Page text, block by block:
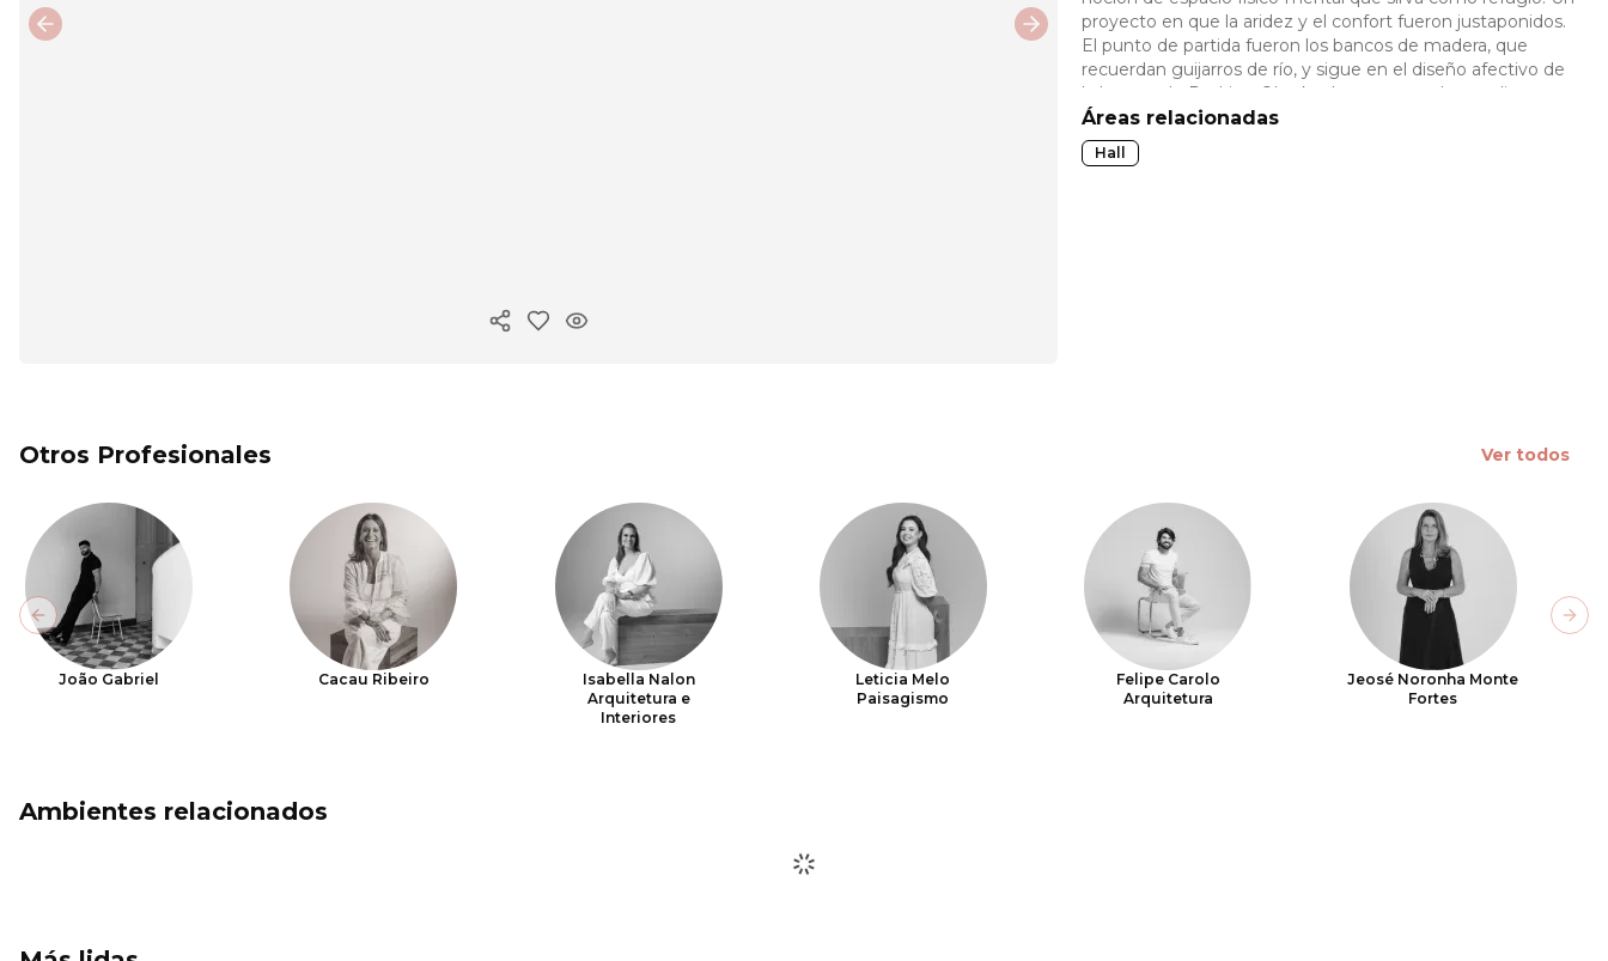
Copiar enlace
Previous slide Next slide
proyecto en que la aridez y el confort fueron justaponidos.
El punto de partida fueron los bancos de madera, que
recuerdan guijarros de río, y sigue en el diseño afectivo de
la butaca de Rodrigo Ohtake. Los troncos de eucalipto
hacen una composición armónica con la divisoria en curva
hecha en tubos cilíndricos de PVC.
Áreas relacionadas
Hall
Otros Profesionales Ver todos
João Gabriel Cacau Ribeiro
Isabella Nalon
Arquitetura e
Interiores
Leticia Melo
Paisagismo
Felipe Carolo
Arquitetura
Jeosé Noronha Monte
Fortes
Previous slide
Ambientes relacionados